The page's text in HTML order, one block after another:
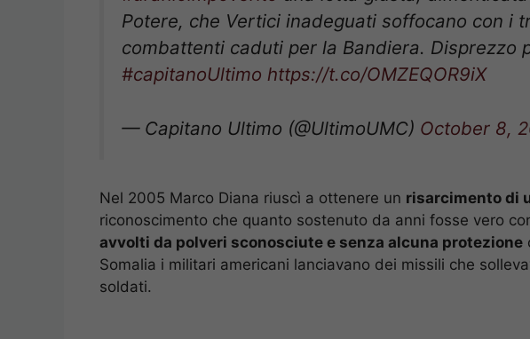
Potere, che Vertici inadeguati soffocano con i
combattenti caduti per la Bandiera. Disprezzo
#capitanoUltimo https://t.co/OMZEQOR9iX
— Capitano Ultimo (@UltimoUMC) October 8,
Nel 2005 Marco Diana riuscì a ottenere un risarcimento di
riconoscimento che quanto sostenuto da anni fosse vero
avvolti da polveri sconosciute e senza alcuna protezione
Somalia i militari americani lanciavano dei missili che
soldati.